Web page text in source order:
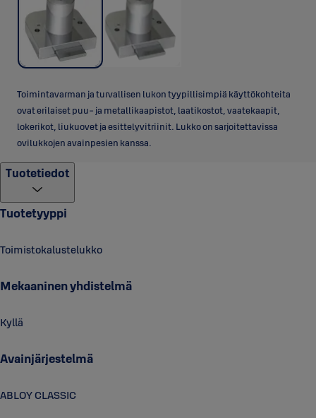
Toimintavarman ja turvallisen lukon tyypillisimpiä käyttökohteita
ovat erilaiset puu- ja metallikaapistot, laatikostot, vaatekaapit,
lokerikot, liukuovet ja esittelyvitriinit. Lukko on sarjoitettavissa
ovilukkojen avainpesien kanssa.
Tuotetiedot
Tuotetyyppi
Toimistokalustelukko
Mekaaninen yhdistelmä
Kyllä
Avainjärjestelmä
ABLOY CLASSIC